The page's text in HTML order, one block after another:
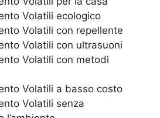
Volatili ecologico
Volatili con repellente
Volatili con ultrasuoni
Volatili con metodi
Volatili a basso costo
Volatili senza